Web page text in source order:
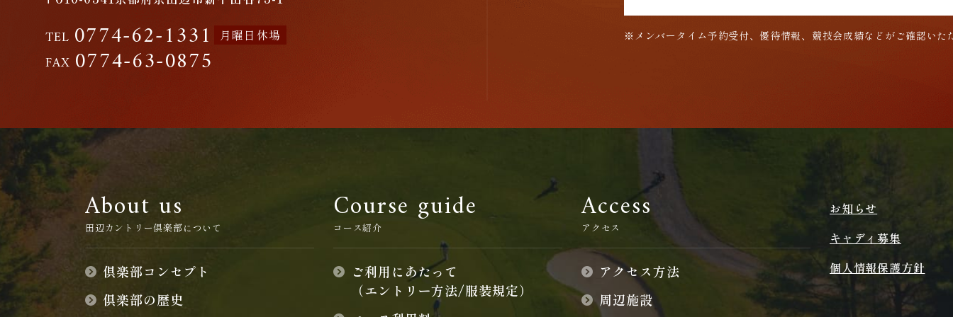
月曜日休場
TEL 0774-62-1331
FAX 0774-63-0875
メンバータイム予約受付、優待情報、競技会成績などがご確認いた
About us
田辺カントリー倶楽部について
倶楽部コンセプト
倶楽部の歴史
Course guide
コース紹介
ご利用にあたって
（エントリー方法/服装規定）
Access
アクセス
アクセス方法
周辺施設
お知らせ
キャディ募集
個人情報保護方針